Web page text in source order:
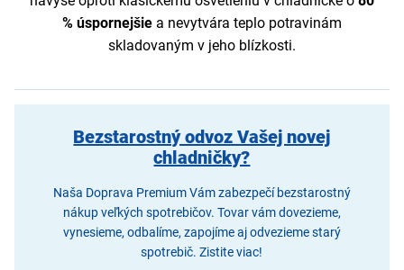
% úspornejšiea nevytvára teplo potravinám
skladovaným v jeho blízkosti.
Bezstarostný odvoz Vašej novej
chladničky?
Naša Doprava Premium Vám zabezpečí bezstarostný
nákup veľkých spotrebičov. Tovar vám dovezieme,
vynesieme, odbalíme, zapojíme aj odvezieme starý
spotrebič. Zistite viac!